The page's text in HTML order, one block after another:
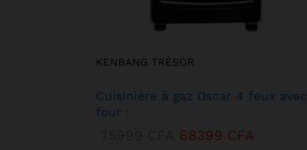
KENBANG TRÉSOR
Cuisinière à gaz Oscar 4 feux avec
four :
68399 CFA